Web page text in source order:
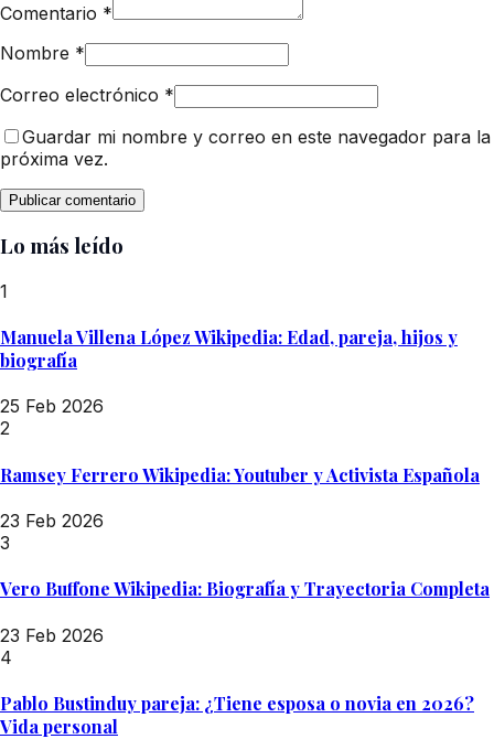
Comentario *
Nombre *
Correo electrónico *
Guardar mi nombre y correo en este navegador para la
próxima vez.
Lo más leído
1
Manuela Villena López Wikipedia: Edad, pareja, hijos y
biografía
25 Feb 2026
2
Ramsey Ferrero Wikipedia: Youtuber y Activista Española
23 Feb 2026
3
Vero Buffone Wikipedia: Biografía y Trayectoria Completa
23 Feb 2026
4
Pablo Bustinduy pareja: ¿Tiene esposa o novia en 2026?
Vida personal